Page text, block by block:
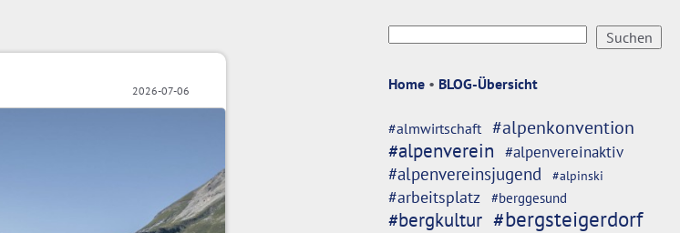
Home • BLOG-Übersicht
#almwirtschaft #alpenkonvention
#alpenverein #alpenvereinaktiv
#alpenvereinsjugend #alpinski
#arbeitsplatz #berggesund
#bergkultur #bergsteigerdorf
2026-07-06